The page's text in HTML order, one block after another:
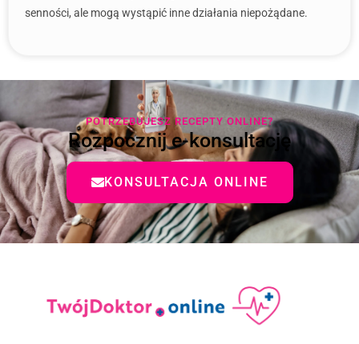
senności, ale mogą wystąpić inne działania niepożądane.
POTRZEBUJESZ RECEPTY ONLINE?
Rozpocznij e-konsultację
KONSULTACJA ONLINE